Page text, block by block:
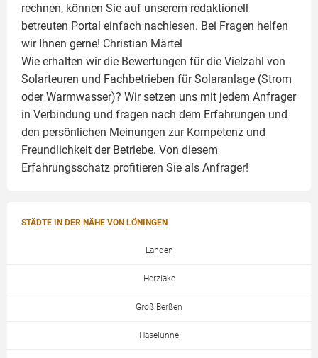
rechnen, können Sie auf unserem redaktionell
betreuten Portal einfach nachlesen. Bei Fragen helfen
wir Ihnen gerne! Christian Märtel
Wie erhalten wir die Bewertungen für die Vielzahl von
Solarteuren und Fachbetrieben für Solaranlage (Strom
oder Warmwasser)? Wir setzen uns mit jedem Anfrager
in Verbindung und fragen nach dem Erfahrungen und
den persönlichen Meinungen zur Kompetenz und
Freundlichkeit der Betriebe. Von diesem
Erfahrungsschatz profitieren Sie als Anfrager!
STÄDTE IN DER NÄHE VON LÖNINGEN
Lähden
Herzlake
Groß Berßen
Haselünne